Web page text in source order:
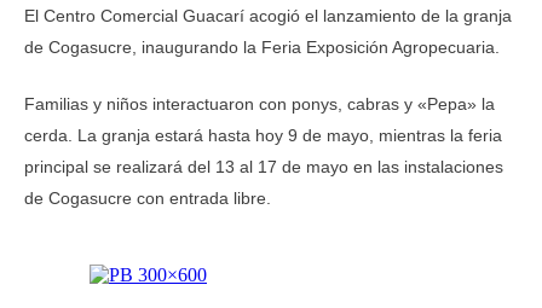
El Centro Comercial Guacarí acogió el lanzamiento de la granja
de Cogasucre, inaugurando la Feria Exposición Agropecuaria.
Familias y niños interactuaron con ponys, cabras y «Pepa» la
cerda. La granja estará hasta hoy 9 de mayo, mientras la feria
principal se realizará del 13 al 17 de mayo en las instalaciones
de Cogasucre con entrada libre.